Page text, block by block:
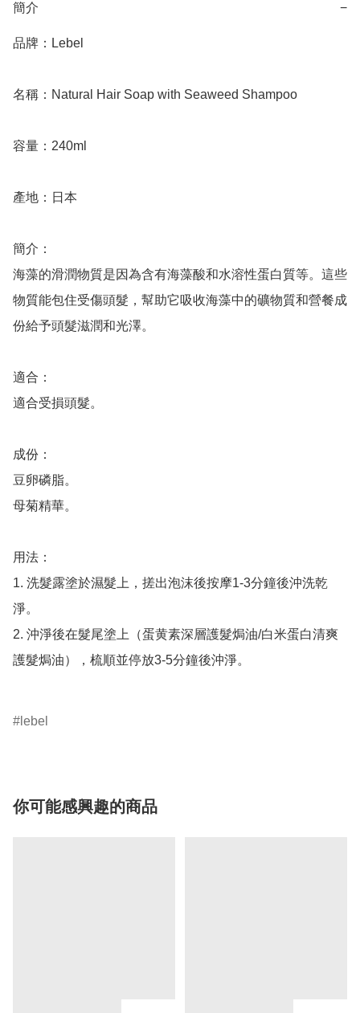
簡介 −
品牌：Lebel
名稱：Natural Hair Soap with Seaweed Shampoo
容量：240ml
產地：日本
簡介：
海藻的滑潤物質是因為含有海藻酸和水溶性蛋白質等。這些
物質能包住受傷頭髮，幫助它吸收海藻中的礦物質和營餐成
份給予頭髮滋潤和光澤。
適合：
適合受損頭髮。
成份：
豆卵磷脂。
母菊精華。
用法：
1. 洗髮露塗於濕髮上，搓出泡沫後按摩1-3分鐘後沖洗乾
淨。
2. 沖淨後在髮尾塗上（蛋黄素深層護髮焗油/白米蛋白清爽
護髮焗油），梳順並停放3-5分鐘後沖淨。
lebel
你可能感興趣的商品